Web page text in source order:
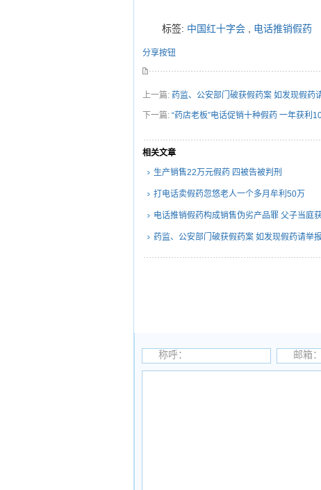
标签: 中国红十字会 电话推销假药
分享按钮
上一篇: 药监、公安部门破获假药案 如发现假药
下一篇: “药店老板”电话促销十种假药 一年获利
相关文章
生产销售22万元假药 四被告被判刑
打电话卖假药忽悠老人一个多月牟利50万
电话推销假药构成销售伪劣产品罪 父子当庭
药监、公安部门破获假药案 如发现假药请举报
称呼： 邮箱：